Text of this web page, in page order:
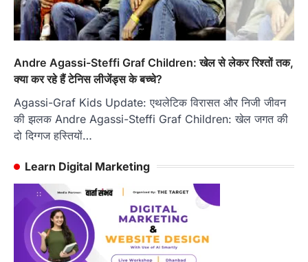
Andre Agassi-Steffi Graf Children: खेल से लेकर रिश्तों तक,
क्या कर रहे हैं टेनिस लीजेंड्स के बच्चे?
Agassi-Graf Kids Update: एथलेटिक विरासत और निजी जीवन
की झलक Andre Agassi-Steffi Graf Children: खेल जगत की
दो दिग्गज हस्तियों…
Learn Digital Marketing